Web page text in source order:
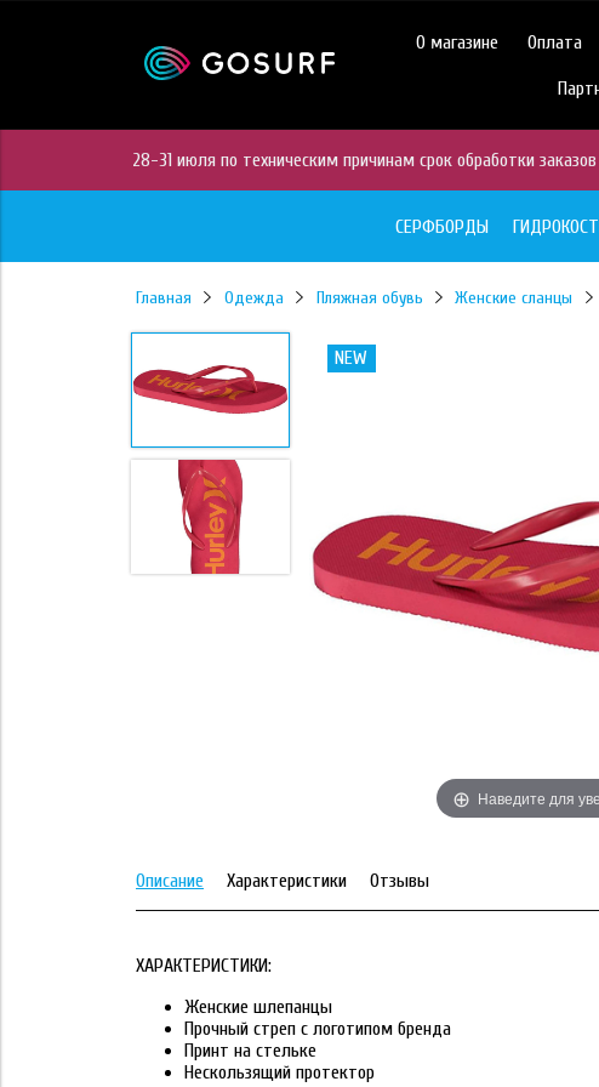
О магазине Оплата
28-31 июля по техническим причинам срок обработки
СЕРФБОРДЫ
Главная Одежда Пляжная обувь Женские сланцы
NEW
Наведите для
Описание Характеристики Отзывы
ХАРАКТЕРИСТИКИ:
Женские шлепанцы
Прочный стреп с логотипом бренда
Принт на стельке
Нескользящий протектор